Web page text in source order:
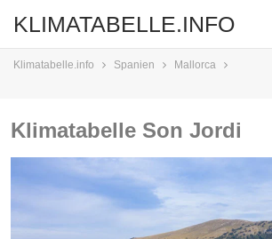
KLIMATABELLE.INFO
Klimatabelle.info Spanien Mallorca
Klimatabelle Son Jordi